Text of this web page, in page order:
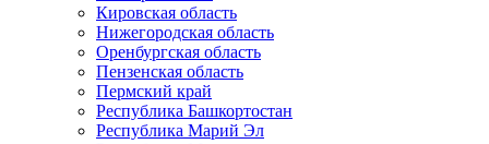
Кировская область
Нижегородская область
Оренбургская область
Пензенская область
Пермский край
Республика Башкортостан
Республика Марий Эл